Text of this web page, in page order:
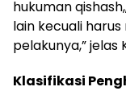
hukuman
lain kecuali
pelakunya,” jelas
Klasifikasi